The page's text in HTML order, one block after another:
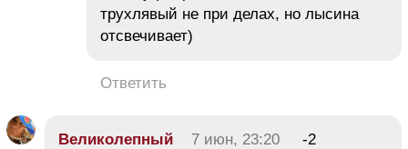
трухлявый не при делах, но лысина
отсвечивает)
Ответить
Великолепный 7 июн, 23:20
-2